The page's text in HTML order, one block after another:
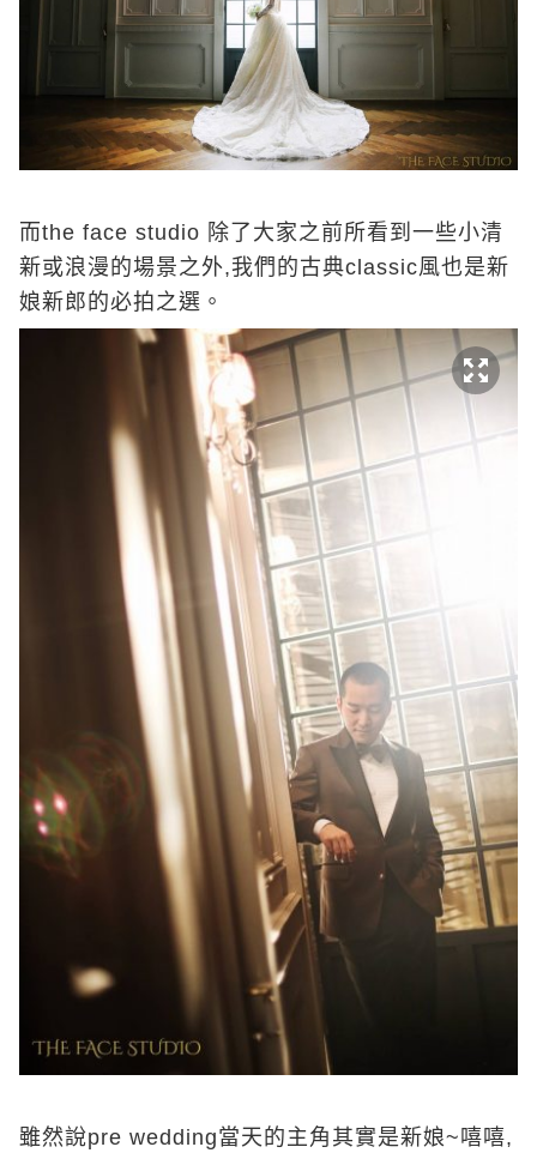
而the face studio 除了大家之前所看到一些小清
新或浪漫的場景之外,我們的古典classic風也是新
娘新郎的必拍之選。
雖然說pre wedding當天的主角其實是新娘~嘻嘻,